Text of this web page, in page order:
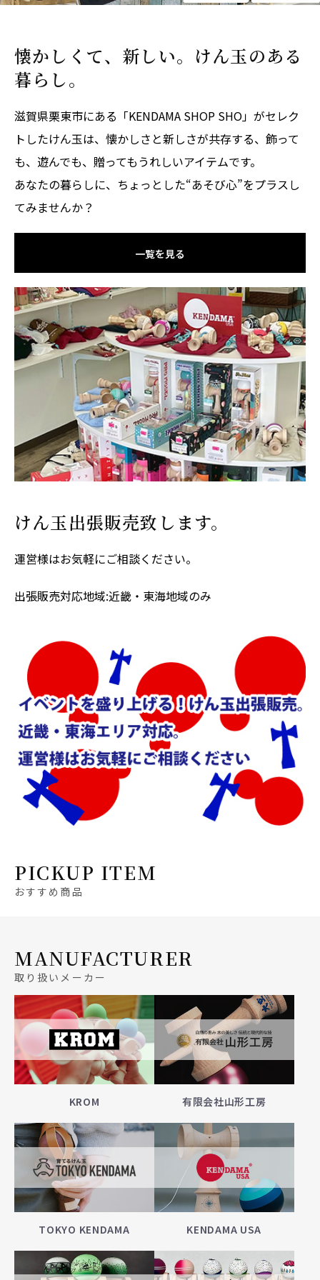
懐かしくて、新しい。けん玉のある
暮らし。
滋賀県栗東市にある「KENDAMA SHOP SHO」がセレク
トしたけん玉は、懐かしさと新しさが共存する、飾って
も、遊んでも、贈ってもうれしいアイテムです。
あなたの暮らしに、ちょっとした“あそび心”をプラスし
てみませんか？
一覧を見る
けん玉出張販売致します。
運営様はお気軽にご相談ください。
出張販売対応地域:近畿・東海地域のみ
PICKUP ITEM
おすすめ商品
MANUFACTURER
取り扱いメーカー
KROM 有限会社山形工房
TOKYO KENDAMA KENDAMA USA